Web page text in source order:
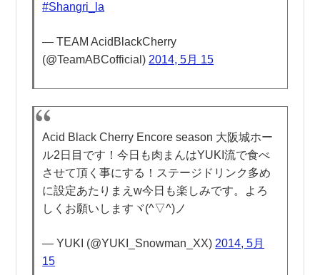
#Shangri_la
— TEAM AcidBlackCherry
(@TeamABCofficial)2014, 5月 15
Acid Black Cherry Encore season 大阪城ホー
ル2日目です！今日も肉まんはYUKI流で食べ
させて頂く事にする！ステージドリンク多め
に設定あたりまえw今日も楽しみです。よろ
しくお願いしますヾ(^▽^)ノ
— YUKI (@YUKI_Snowman_XX) 2014, 5月
15